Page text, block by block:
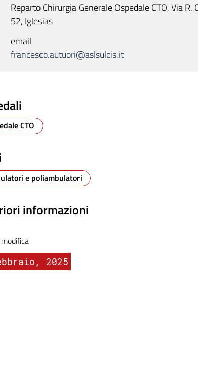
Reparto Chirurgia Generale Ospedale CTO, Via R.
52, Iglesias
email
francesco.autuori@aslsulcis.it
CTO
e poliambulatori
informazioni
2025